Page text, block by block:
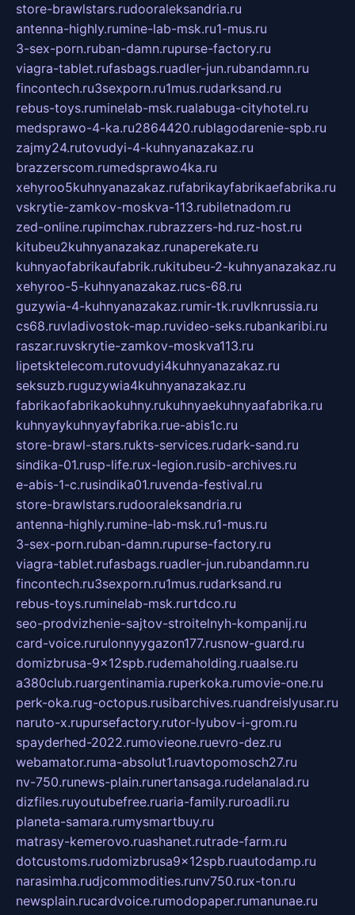
store-brawlstars.rudooraleksandria.ru
antenna-highly.rumine-lab-msk.ru1-mus.ru
3-sex-porn.ruban-damn.rupurse-factory.ru
viagra-tablet.rufasbags.ruadler-jun.rubandamn.ru
fincontech.ru3sexporn.ru1mus.rudarksand.ru
rebus-toys.ruminelab-msk.rualabuga-cityhotel.ru
medsprawo-4-ka.ru2864420.rublagodarenie-spb.ru
zajmy24.rutovudyi-4-kuhnyanazakaz.ru
brazzerscom.rumedsprawo4ka.ru
xehyroo5kuhnyanazakaz.rufabrikayfabrikaefabrika.ru
vskrytie-zamkov-moskva-113.rubiletnadom.ru
zed-online.rupimchax.rubrazzers-hd.ruz-host.ru
kitubeu2kuhnyanazakaz.runaperekate.ru
kuhnyaofabrikaufabrik.rukitubeu-2-kuhnyanazakaz.ru
xehyroo-5-kuhnyanazakaz.rucs-68.ru
guzywia-4-kuhnyanazakaz.rumir-tk.ruvlknrussia.ru
cs68.ruvladivostok-map.ruvideo-seks.rubankaribi.ru
raszar.ruvskrytie-zamkov-moskva113.ru
lipetsktelecom.rutovudyi4kuhnyanazakaz.ru
seksuzb.ruguzywia4kuhnyanazakaz.ru
fabrikaofabrikaokuhny.rukuhnyaekuhnyaafabrika.ru
kuhnyaykuhnyayfabrika.rue-abis1c.ru
store-brawl-stars.rukts-services.rudark-sand.ru
sindika-01.rusp-life.rux-legion.rusib-archives.ru
e-abis-1-c.rusindika01.ruvenda-festival.ru
store-brawlstars.rudooraleksandria.ru
antenna-highly.rumine-lab-msk.ru1-mus.ru
3-sex-porn.ruban-damn.rupurse-factory.ru
viagra-tablet.rufasbags.ruadler-jun.rubandamn.ru
fincontech.ru3sexporn.ru1mus.rudarksand.ru
rebus-toys.ruminelab-msk.rurtdco.ru
seo-prodvizhenie-sajtov-stroitelnyh-kompanij.ru
card-voice.rurulonnyygazon177.rusnow-guard.ru
domizbrusa-9x12spb.rudemaholding.ruaalse.ru
a380club.ruargentinamia.ruperkoka.rumovie-one.ru
perk-oka.rug-octopus.rusibarchives.ruandreislyusar.ru
naruto-x.rupursefactory.rutor-lyubov-i-grom.ru
spayderhed-2022.rumovieone.ruevro-dez.ru
webamator.ruma-absolut1.ruavtopomosch27.ru
nv-750.runews-plain.runertansaga.rudelanalad.ru
dizfiles.ruyoutubefree.ruaria-family.ruroadli.ru
planeta-samara.rumysmartbuy.ru
matrasy-kemerovo.ruashanet.rutrade-farm.ru
dotcustoms.rudomizbrusa9x12spb.ruautodamp.ru
narasimha.rudjcommodities.runv750.rux-ton.ru
newsplain.rucardvoice.rumodopaper.rumanunae.ru